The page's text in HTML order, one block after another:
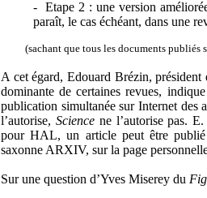
- Etape 2 : une version
paraît, le cas échéant, dans une
(sachant que tous les documents publiés
A cet égard, Edouard Brézin, président
dominante de certaines revues,
publication simultanée sur Internet des
l’autorise, Science ne l’autorise pas.
pour HAL, un article peut être
saxonne ARXIV, sur la page
Sur une question d’Yves Miserey du